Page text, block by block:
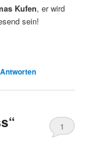
Kufen, er wird
sein!
Antworten
1